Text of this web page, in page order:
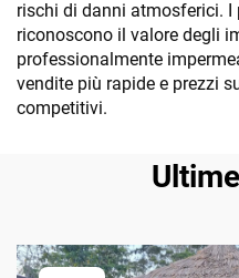
rischi di danni atmosferici.
riconoscono il valore degli
professionalmente
vendite più rapide e prezzi
competitivi.